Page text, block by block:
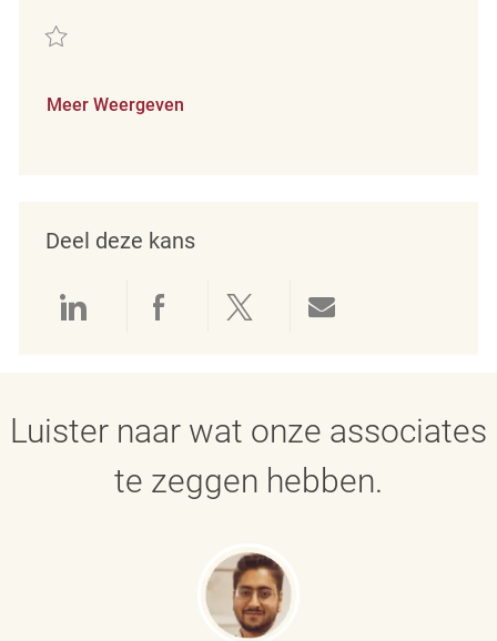
Redden Retail Merchandising Associate REQ138457
Meer Weergeven
Deel deze kans
Delen via LinkedIn
Delen via Facebook
Delen via twitter
Luister naar wat onze associates
te zeggen hebben.